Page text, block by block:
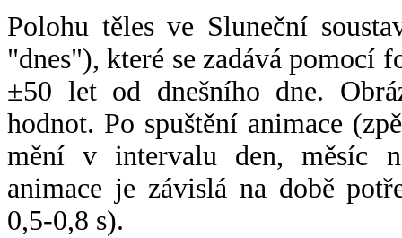
Polohu těles ve Sluneční
"dnes"), které se zadává pomocí
±50 let od dnešního dne.
hodnot. Po spuštění animace
mění v intervalu den, měsíc
animace je závislá na době
0,5-0,8 s).